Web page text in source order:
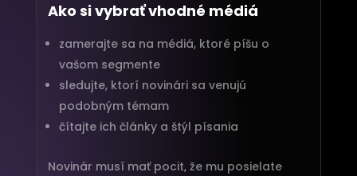
Ako si vybrať vhodné médiá
zamerajte sa na médiá, ktoré píšu o
vašom segmente
sledujte, ktorí novinári sa venujú
podobným témam
čítajte ich články a štýl písania
Novinár musí mať pocit, že mu posielate